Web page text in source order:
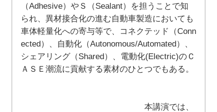
（Adhesive）やＳ（Sealant）を担うことで知
られ、異材接合化の進む自動車製造においても
車体軽量化への寄与等で、コネクテッド（Conn
ected）、自動化（Autonomous/Automated）、
シェアリング（Shared）、電動化(Electric)のＣ
ＡＳＥ潮流に貢献する素材のひとつでもある。
本講演では、